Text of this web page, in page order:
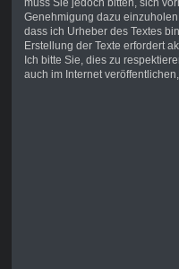
muss Sie jedoch bitten, sich
Genehmigung dazu
dass ich Urheber des Textes
Erstellung der Texte erfordert
Ich bitte Sie, dies zu
auch im Internet